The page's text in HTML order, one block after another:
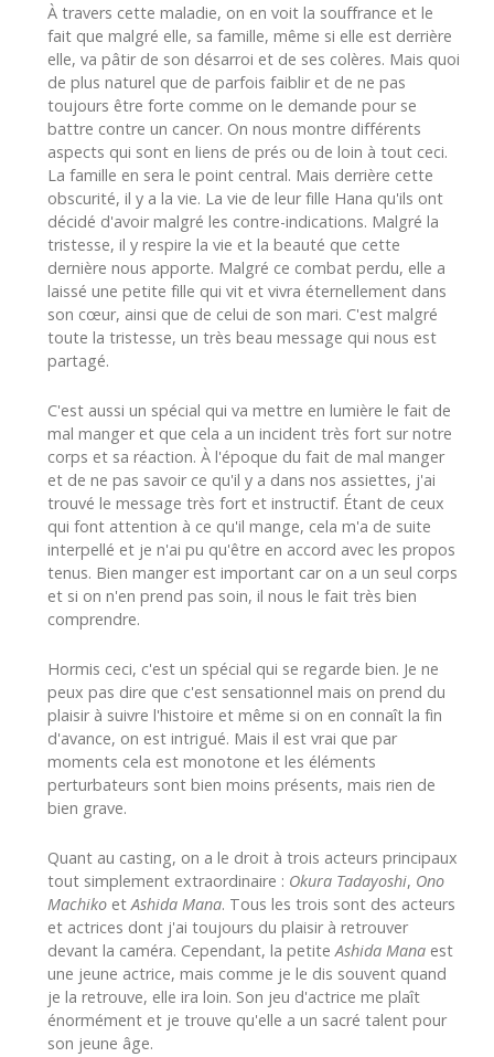
À travers cette maladie, on en voit la souffrance et le
fait que malgré elle, sa famille, même si elle est derrière
elle, va pâtir de son désarroi et de ses colères. Mais quoi
de plus naturel que de parfois faiblir et de ne pas
toujours être forte comme on le demande pour se
battre contre un cancer. On nous montre différents
aspects qui sont en liens de prés ou de loin à tout ceci.
La famille en sera le point central. Mais derrière cette
obscurité, il y a la vie. La vie de leur fille Hana qu'ils ont
décidé d'avoir malgré les contre-indications. Malgré la
tristesse, il y respire la vie et la beauté que cette
dernière nous apporte. Malgré ce combat perdu, elle a
laissé une petite fille qui vit et vivra éternellement dans
son cœur, ainsi que de celui de son mari. C'est malgré
toute la tristesse, un très beau message qui nous est
partagé.
C'est aussi un spécial qui va mettre en lumière le fait de
mal manger et que cela a un incident très fort sur notre
corps et sa réaction. À l'époque du fait de mal manger
et de ne pas savoir ce qu'il y a dans nos assiettes, j'ai
trouvé le message très fort et instructif. Étant de ceux
qui font attention à ce qu'il mange, cela m'a de suite
interpellé et je n'ai pu qu'être en accord avec les propos
tenus. Bien manger est important car on a un seul corps
et si on n'en prend pas soin, il nous le fait très bien
comprendre.
Hormis ceci, c'est un spécial qui se regarde bien. Je ne
peux pas dire que c'est sensationnel mais on prend du
plaisir à suivre l'histoire et même si on en connaît la fin
d'avance, on est intrigué. Mais il est vrai que par
moments cela est monotone et les éléments
perturbateurs sont bien moins présents, mais rien de
bien grave.
Quant au casting, on a le droit à trois acteurs principaux
tout simplement extraordinaire : Okura Tadayoshi, Ono
Machiko et Ashida Mana. Tous les trois sont des acteurs
et actrices dont j'ai toujours du plaisir à retrouver
devant la caméra. Cependant, la petite Ashida Mana est
une jeune actrice, mais comme je le dis souvent quand
je la retrouve, elle ira loin. Son jeu d'actrice me plaît
énormément et je trouve qu'elle a un sacré talent pour
son jeune âge.